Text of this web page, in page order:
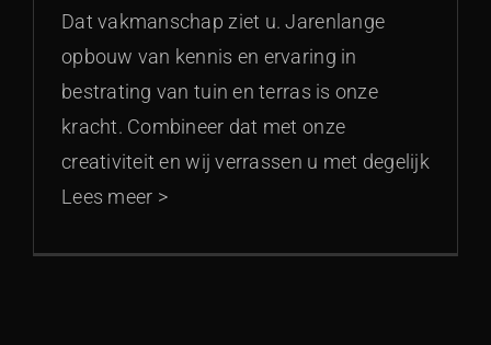
Dat vakmanschap ziet u. Jarenlange
opbouw van kennis en ervaring in
bestrating van tuin en terras is onze
kracht. Combineer dat met onze
creativiteit en wij verrassen u met degelijk
Lees meer >